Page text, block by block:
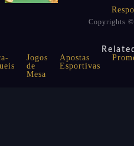
Copyrights
Jogos
de
Mesa
Apostas
Esportivas